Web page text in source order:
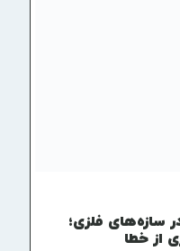
سازه‌های فلزی؛
از خطا